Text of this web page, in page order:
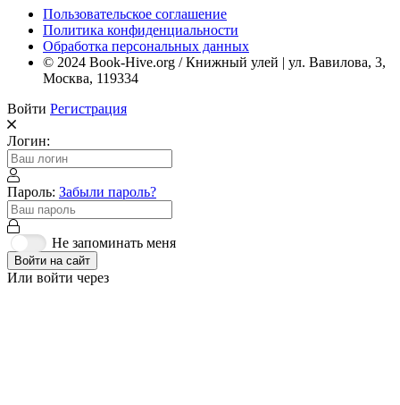
Пользовательское соглашение
Политика конфиденциальности
Обработка персональных данных
© 2024 Book-Hive.org / Книжный улей | ул. Вавилова, 3,
Москва, 119334
Войти Регистрация
Логин:
Пароль: Забыли пароль?
Не запоминать меня
Войти на сайт
Или войти через